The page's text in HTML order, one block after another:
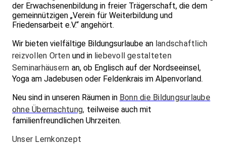
der Erwachsenenbildung in freier Trägerschaft, die dem
gemeinnützigen „Verein für Weiterbildung und
Friedensarbeit e.V.“ angehört.
Wir bieten vielfältige Bildungsurlaube an landschaftlich
reizvollen Ortenund in liebevoll gestalteten
Seminarhäusern an, ob Englisch auf der Nordseeinsel,
Yoga am Jadebusen oder Feldenkrais im Alpenvorland.
Neu sind in unseren Räumen in Bonn die Bildungsurlaube
ohne Übernachtung, teilweise auch mit
familienfreundlichen Uhrzeiten.
Unser Lernkonzept